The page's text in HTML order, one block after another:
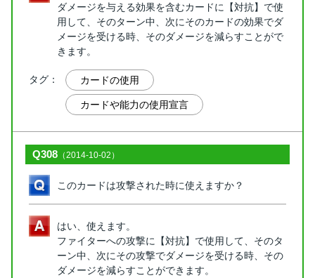
ダメージを与える効果を含むカードに【対抗】で使
用して、そのターン中、次にそのカードの効果でダ
メージを受ける時、そのダメージを減らすことがで
きます。
タグ： カードの使用
カードや能力の使用宣言
Q308 （2014-10-02）
このカードは攻撃された時に使えますか？
はい、使えます。
ファイターへの攻撃に【対抗】で使用して、そのタ
ーン中、次にその攻撃でダメージを受ける時、その
ダメージを減らすことができます。